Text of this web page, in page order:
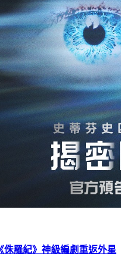
侏羅紀》神級編劇重返外星